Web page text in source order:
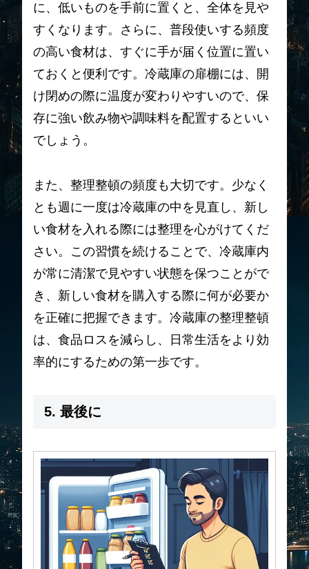
に、低いものを手前に置くと、全体を見や
すくなります。さらに、普段使いする頻度
の高い食材は、すぐに手が届く位置に置い
ておくと便利です。冷蔵庫の扉棚には、開
け閉めの際に温度が変わりやすいので、保
存に強い飲み物や調味料を配置するといい
でしょう。
また、整理整頓の頻度も大切です。少なく
とも週に一度は冷蔵庫の中を見直し、新し
い食材を入れる際には整理を心がけてくだ
さい。この習慣を続けることで、冷蔵庫内
が常に清潔で見やすい状態を保つことがで
き、新しい食材を購入する際に何が必要か
を正確に把握できます。冷蔵庫の整理整頓
は、食品ロスを減らし、日常生活をより効
率的にするための第一歩です。
5. 最後に